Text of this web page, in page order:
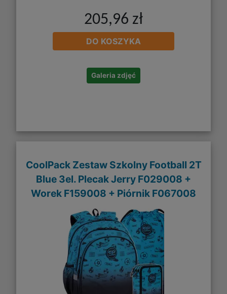
205,96 zł
DO KOSZYKA
Galeria zdjęć
CoolPack Zestaw Szkolny Football 2T
Blue 3el. Plecak Jerry F029008 +
Worek F159008 + Piórnik F067008